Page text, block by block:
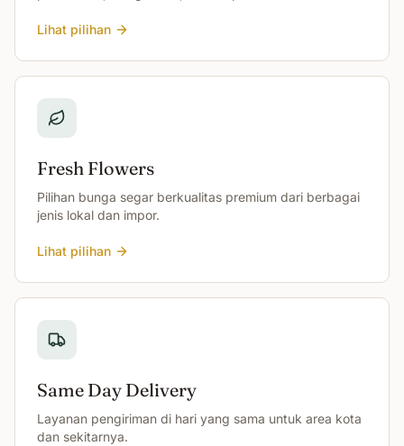
Lihat pilihan
Fresh Flowers
Pilihan bunga segar berkualitas premium dari berbagai
jenis lokal dan impor.
Lihat pilihan
Same Day Delivery
Layanan pengiriman di hari yang sama untuk area kota
dan sekitarnya.